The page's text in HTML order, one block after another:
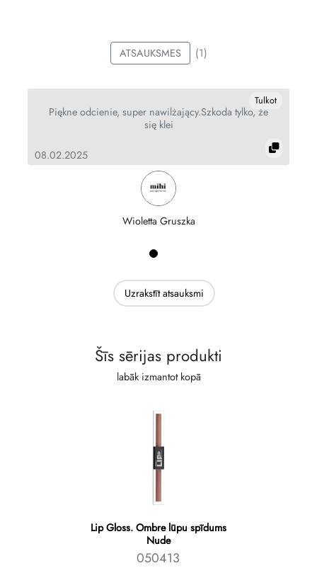
ATSAUKSMES (1)
Tulkot
Piękne odcienie, super nawilżający.Szkoda tylko, że
się klei
08.02.2025
Wioletta Gruszka
Uzrakstīt atsauksmi
Šīs sērijas produkti
labāk izmantot kopā
Lip Gloss. Ombre lūpu spīdums
Nude
050413